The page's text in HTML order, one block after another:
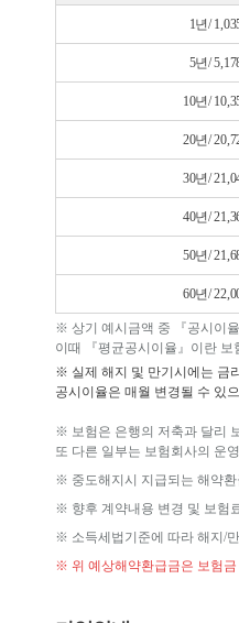
1년/
5년/
10년/
20년/
30년/
40년/
50년/
60년/
※ 상기 예시금액 중 『공시이
이때 『평균공시이율』이란
※ 실제 해지 및 만기시에는 금
공시이율은 매월 변경될 수 있
※ 보험은 은행의 저축과 달리
또 다른 일부는 보험회사의 운
※ 중도해지시 지급되는 해약환
※ 향후 계약내용 변경 및 보험
※ 소득세법기준에 따라 해지/
※ 위 예상해약환급금은 보험금